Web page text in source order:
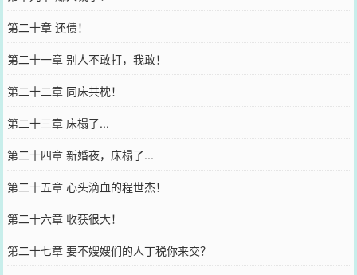
第二十章 还债！
第二十一章 别人不敢打，我敢！
第二十二章 同床共枕！
第二十三章 床榻了...
第二十四章 新婚夜，床榻了...
第二十五章 心头滴血的程世杰！
第二十六章 收获很大！
第二十七章 要不嫂嫂们的人丁税你来交？